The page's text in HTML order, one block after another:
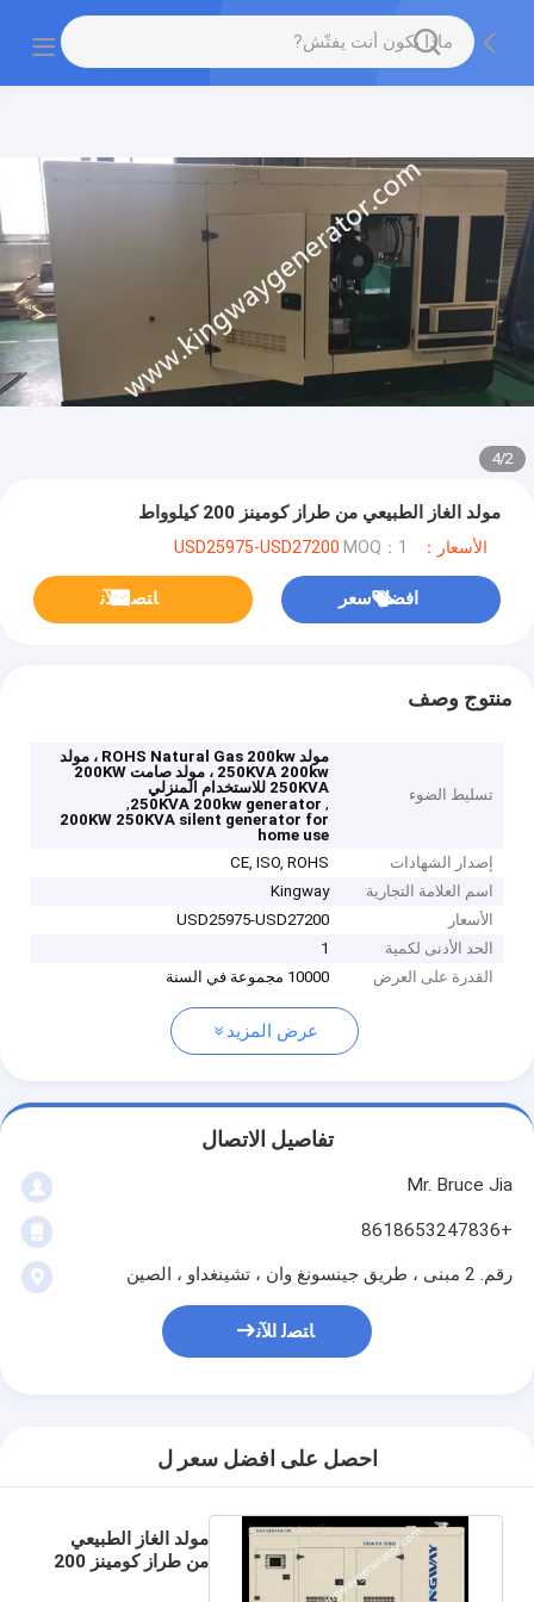
2
/
4
مولد الغاز الطبيعي من طراز كومينز 200 كيلوواط
الأسعار：USD25975-USD27200 MOQ：1
افضل سعر ﺎﺘﺼﻟ ﺍﻶﻧ
منتوج وصف
تسليط الضوء
مولد ROHS Natural Gas 200kw ، مولد
250KVA 200kw ، مولد صامت 200KW
250KVA للاستخدام المنزلي
,
250KVA 200kw generator
,
200KW 250KVA silent generator for
home use
إصدار الشهادات
CE, ISO, ROHS
اسم العلامة التجارية
Kingway
الأسعار
USD25975-USD27200
الحد الأدنى لكمية
1
القدرة على العرض
10000 مجموعة في السنة
عرض المزيد
تفاصيل الاتصال
Mr. Bruce Jia
+8618653247836
رقم. 2 مبنى ، طريق جينسونغ وان ، تشينغداو ، الصين
ﺎﺘﺼﻟ ﺍﻶﻧ
احصل على افضل سعر ل
مولد الغاز الطبيعي
من طراز كومينز 200